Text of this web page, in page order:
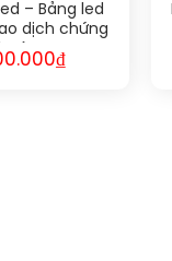
– Bảng led
dịch chứng
₫